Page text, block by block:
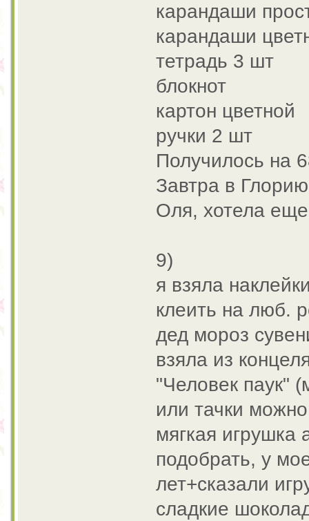
карандаши
карандаши
тетрадь 3 шт
блокнот
картон цветной
ручки 2 шт
Получилось на
Завтра в
Оля, хотела
9)
я взяла
клеить на люб.
дед мороз
взяла из
"Человек паук"
или тачки
мягкая игрушка
подобрать, у
лет+сказали
сладкие